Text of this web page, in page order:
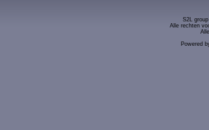
S2L
Alle rechten
Powered